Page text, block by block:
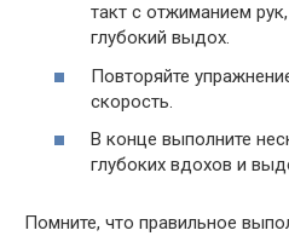
такт с отжиманием
глубокий выдох.
Повторяйте
скорость.
В конце выполните
глубоких вдохов и
Помните, что правильное